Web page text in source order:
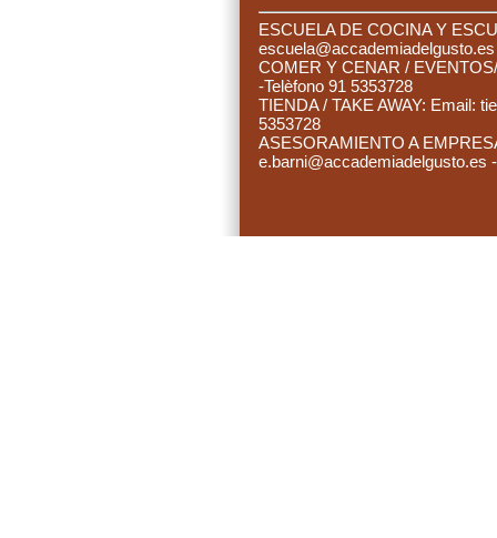
ESCUELA DE COCINA Y
es
COMER Y CENAR /
-Telèfono 91 5353728
TIENDA / TAKE AWAY: Email:
5353728
ASESORAMIENTO A
e.barni@accademiadelgusto.es